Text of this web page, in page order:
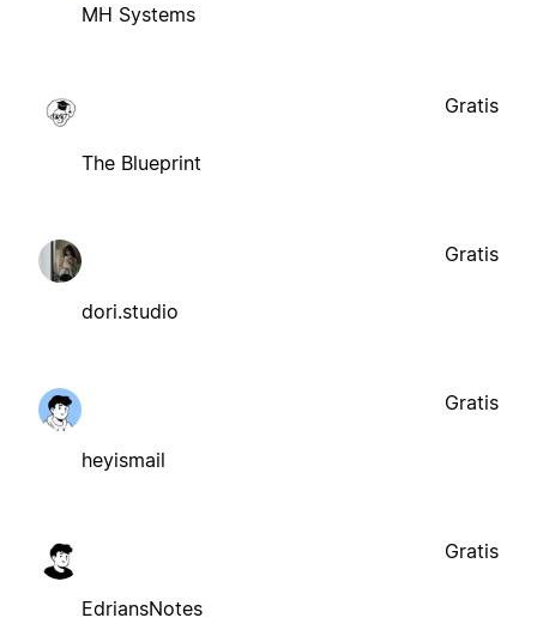
MH Systems
The Blueprint
Gratis
dori.studio
Gratis
heyismail
Gratis
EdriansNotes
Gratis